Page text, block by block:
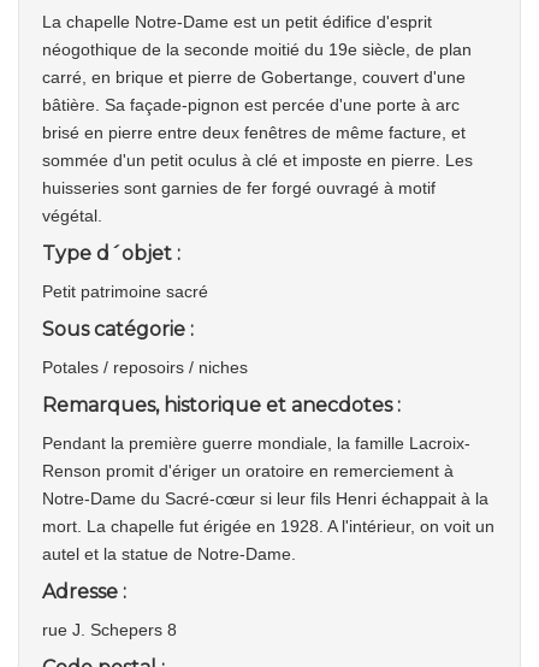
La chapelle Notre-Dame est un petit édifice d'esprit
néogothique de la seconde moitié du 19e siècle, de plan
carré, en brique et pierre de Gobertange, couvert d'une
bâtière. Sa façade-pignon est percée d'une porte à arc
brisé en pierre entre deux fenêtres de même facture, et
sommée d'un petit oculus à clé et imposte en pierre. Les
huisseries sont garnies de fer forgé ouvragé à motif
végétal.
Type d´objet :
Petit patrimoine sacré
Sous catégorie :
Potales / reposoirs / niches
Remarques, historique et anecdotes :
Pendant la première guerre mondiale, la famille Lacroix-
Renson promit d'ériger un oratoire en remerciement à
Notre-Dame du Sacré-cœur si leur fils Henri échappait à la
mort. La chapelle fut érigée en 1928. A l'intérieur, on voit un
autel et la statue de Notre-Dame.
Adresse :
rue J. Schepers 8